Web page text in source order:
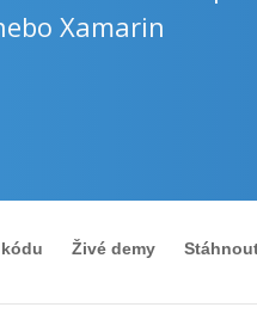
Xamarin
Živé demy